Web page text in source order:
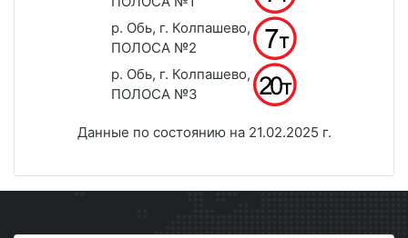
р. Обь, г. Колпашево,
ПОЛОСА №2
р. Обь, г. Колпашево,
ПОЛОСА №3
Данные по состоянию на 21.02.2025 г.